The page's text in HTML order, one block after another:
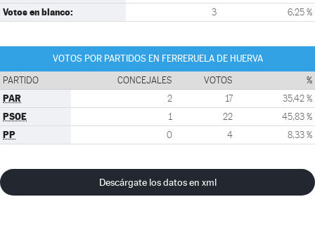
Votos en blanco: 3 6,25 %
VOTOS POR PARTIDOS EN FERRERUELA DE HUERVA
PARTIDO CONCEJALES VOTOS %
PAR 2 17 35,42 %
PSOE 1 22 45,83 %
PP 0 4 8,33 %
Descárgate los datos en xml